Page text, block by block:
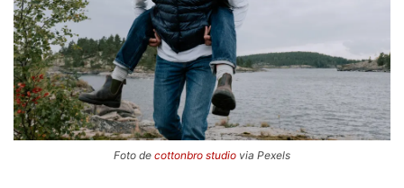
Foto de cottonbro studio via Pexels